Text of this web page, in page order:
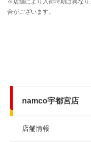
namco宇都宮店
店舗情報